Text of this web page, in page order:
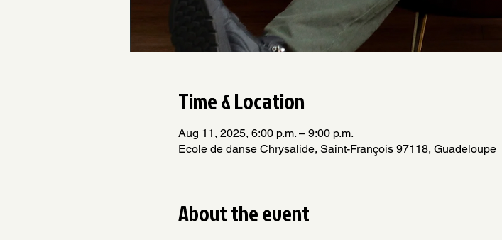
Time & Location
Aug 11, 2025, 6:00 p.m. – 9:00 p.m.
Ecole de danse Chrysalide, Saint-François 97118, Guadeloupe
About the event